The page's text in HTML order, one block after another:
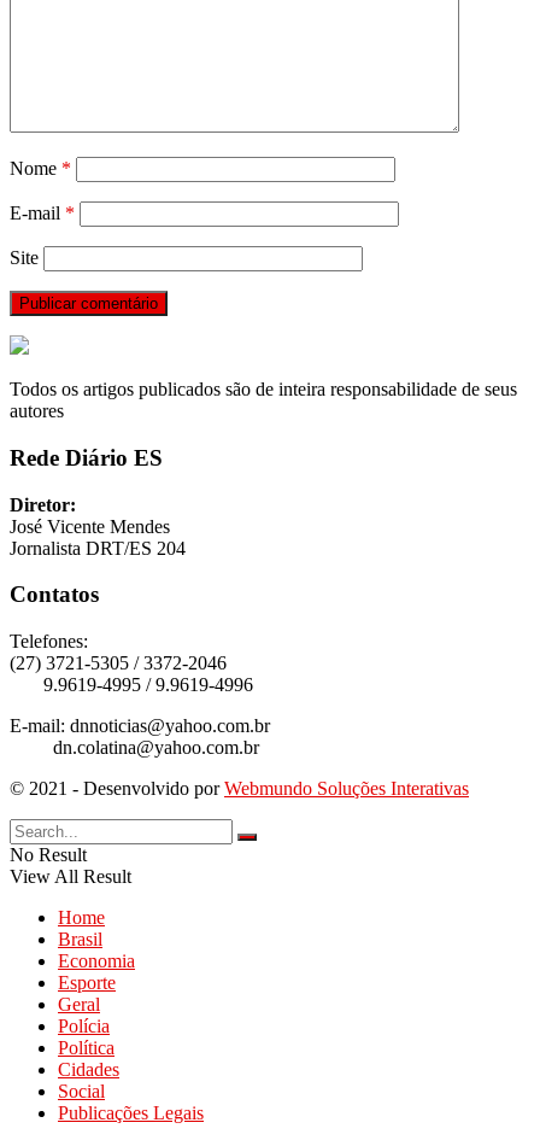
Nome *
E-mail *
Site
Todos os artigos publicados são de inteira responsabilidade de seus
autores
Rede Diário ES
Diretor:
José Vicente Mendes
Jornalista DRT/ES 204
Contatos
Telefones:
(27) 3721-5305 / 3372-2046
9.9619-4995 / 9.9619-4996
E-mail: dnnoticias@yahoo.com.br
dn.colatina@yahoo.com.br
© 2021 - Desenvolvido porWebmundo Soluções Interativas
No Result
View All Result
Home
Brasil
Economia
Esporte
Geral
Polícia
Política
Cidades
Social
Publicações Legais